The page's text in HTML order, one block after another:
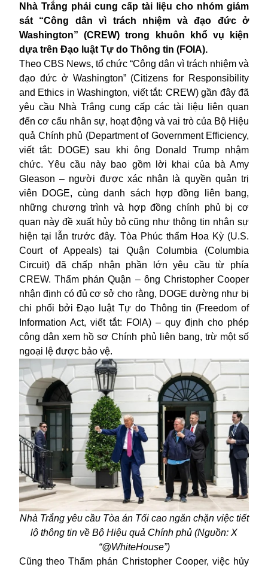
Nhà Trắng phải cung cấp tài liệu cho nhóm giám
sát “Công dân vì trách nhiệm và đạo đức ở
Washington” (CREW) trong khuôn khổ vụ kiện
dựa trên Đạo luật Tự do Thông tin (FOIA).
Theo CBS News, tổ chức “Công dân vì trách nhiệm và
đạo đức ở Washington” (Citizens for Responsibility
and Ethics in Washington, viết tắt: CREW) gần đây đã
yêu cầu Nhà Trắng cung cấp các tài liệu liên quan
đến cơ cấu nhân sự, hoạt động và vai trò của Bộ Hiệu
quả Chính phủ (Department of Government Efficiency,
viết tắt: DOGE) sau khi ông Donald Trump nhậm
chức. Yêu cầu này bao gồm lời khai của bà Amy
Gleason – người được xác nhận là quyền quản trị
viên DOGE, cùng danh sách hợp đồng liên bang,
những chương trình và hợp đồng chính phủ bị cơ
quan này đề xuất hủy bỏ cũng như thông tin nhân sự
hiện tại lẫn trước đây. Tòa Phúc thẩm Hoa Kỳ (U.S.
Court of Appeals) tại Quận Columbia (Columbia
Circuit) đã chấp nhận phần lớn yêu cầu từ phía
CREW. Thẩm phán Quận – ông Christopher Cooper
nhận định có đủ cơ sở cho rằng, DOGE dường như bị
chi phối bởi Đạo luật Tự do Thông tin (Freedom of
Information Act, viết tắt: FOIA) – quy định cho phép
công dân xem hồ sơ Chính phủ liên bang, trừ một số
ngoại lệ được bảo vệ.
Nhà Trắng yêu cầu Tòa án Tối cao ngăn chặn việc tiết
lộ thông tin về Bộ Hiệu quả Chính phủ (Nguồn: X
“@WhiteHouse”)
Cũng theo Thẩm phán Christopher Cooper, việc hủy